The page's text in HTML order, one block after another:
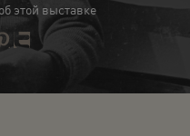
этой выставке